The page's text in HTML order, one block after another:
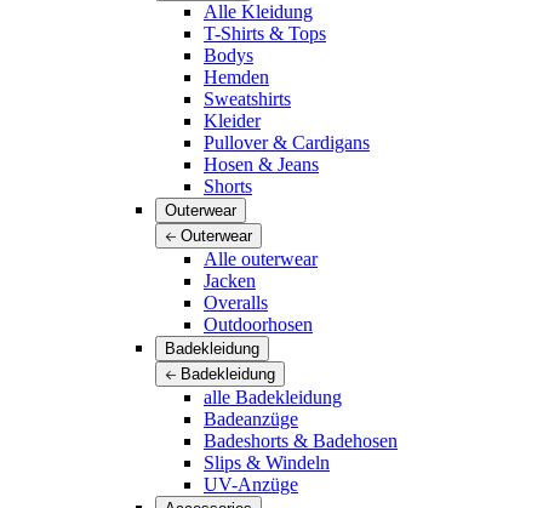
Alle Kleidung
T-Shirts & Tops
Bodys
Hemden
Sweatshirts
Kleider
Pullover & Cardigans
Hosen & Jeans
Shorts
Outerwear
Outerwear
Alle outerwear
Jacken
Overalls
Outdoorhosen
Badekleidung
Badekleidung
alle Badekleidung
Badeanzüge
Badeshorts & Badehosen
Slips & Windeln
UV-Anzüge